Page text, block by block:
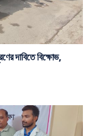
দাবিতে বিক্ষোভ,